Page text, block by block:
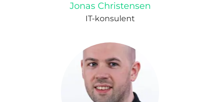
Jonas Christensen
IT-konsulent